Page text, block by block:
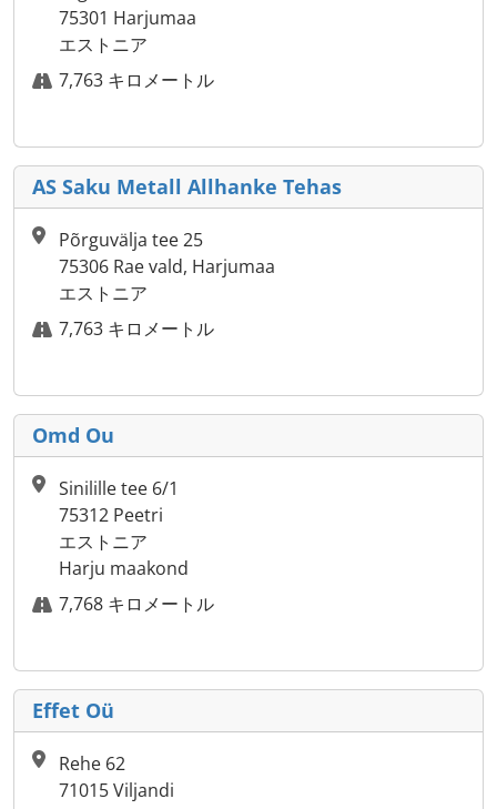
75301 Harjumaa
エストニア
7,763 キロメートル
AS Saku Metall Allhanke Tehas
Põrguvälja tee 25
75306 Rae vald, Harjumaa
エストニア
7,763 キロメートル
Omd Ou
Sinilille tee 6/1
75312 Peetri
エストニア
Harju maakond
7,768 キロメートル
Effet Oü
Rehe 62
71015 Viljandi